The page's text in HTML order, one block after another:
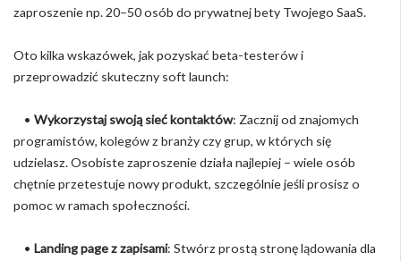
zaproszenie np. 20–50 osób do prywatnej bety Twojego SaaS.
Oto kilka wskazówek, jak pozyskać beta-testerów i
przeprowadzić skuteczny soft launch:
• Wykorzystaj swoją sieć kontaktów: Zacznij od znajomych
programistów, kolegów z branży czy grup, w których się
udzielasz. Osobiste zaproszenie działa najlepiej – wiele osób
chętnie przetestuje nowy produkt, szczególnie jeśli prosisz o
pomoc w ramach społeczności.
• Landing page z zapisami: Stwórz prostą stronę lądowania dla